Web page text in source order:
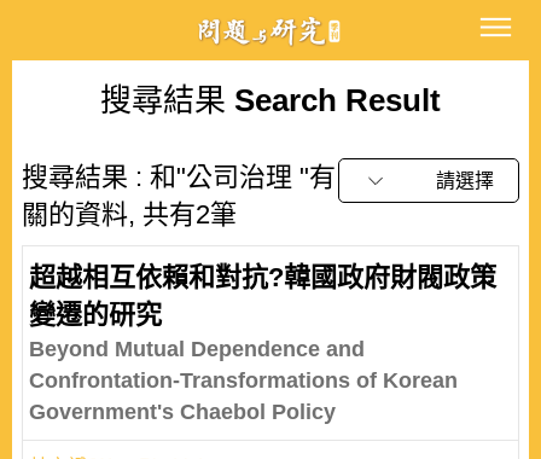
搜尋結果 Search Result
搜尋結果 : 和"公司治理 "有
關的資料, 共有2筆
請選擇
超越相互依賴和對抗?韓國政府財閥政策
變遷的研究
Beyond Mutual Dependence and
Confrontation-Transformations of Korean
Government's Chaebol Policy